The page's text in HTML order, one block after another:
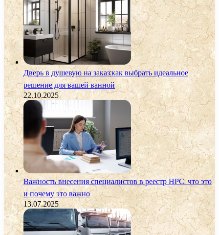
Дверь в душевую на заказ:как выбрать идеальное
решение для вашей ванной
22.10.2025
Важность внесения специалистов в реестр НРС: что это
и почему это важно
13.07.2025